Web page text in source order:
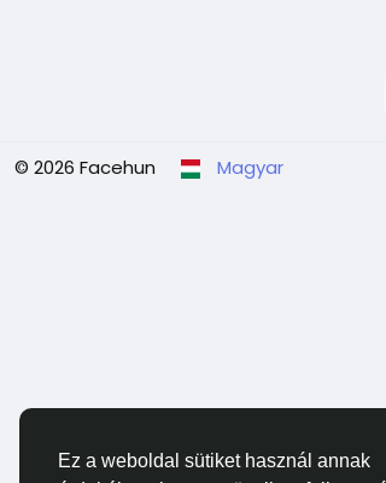
Ez a weboldal sütiket használ annak
© 2026 Facehun Magyar